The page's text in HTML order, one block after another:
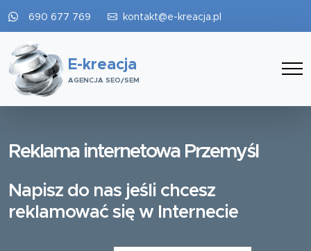
690 677 769 kontakt@e-kreacja.pl
E-kreacja
AGENCJA SEO/SEM
Reklama internetowa Przemyśl
Napisz do nas jeśli chcesz
reklamować się w Internecie